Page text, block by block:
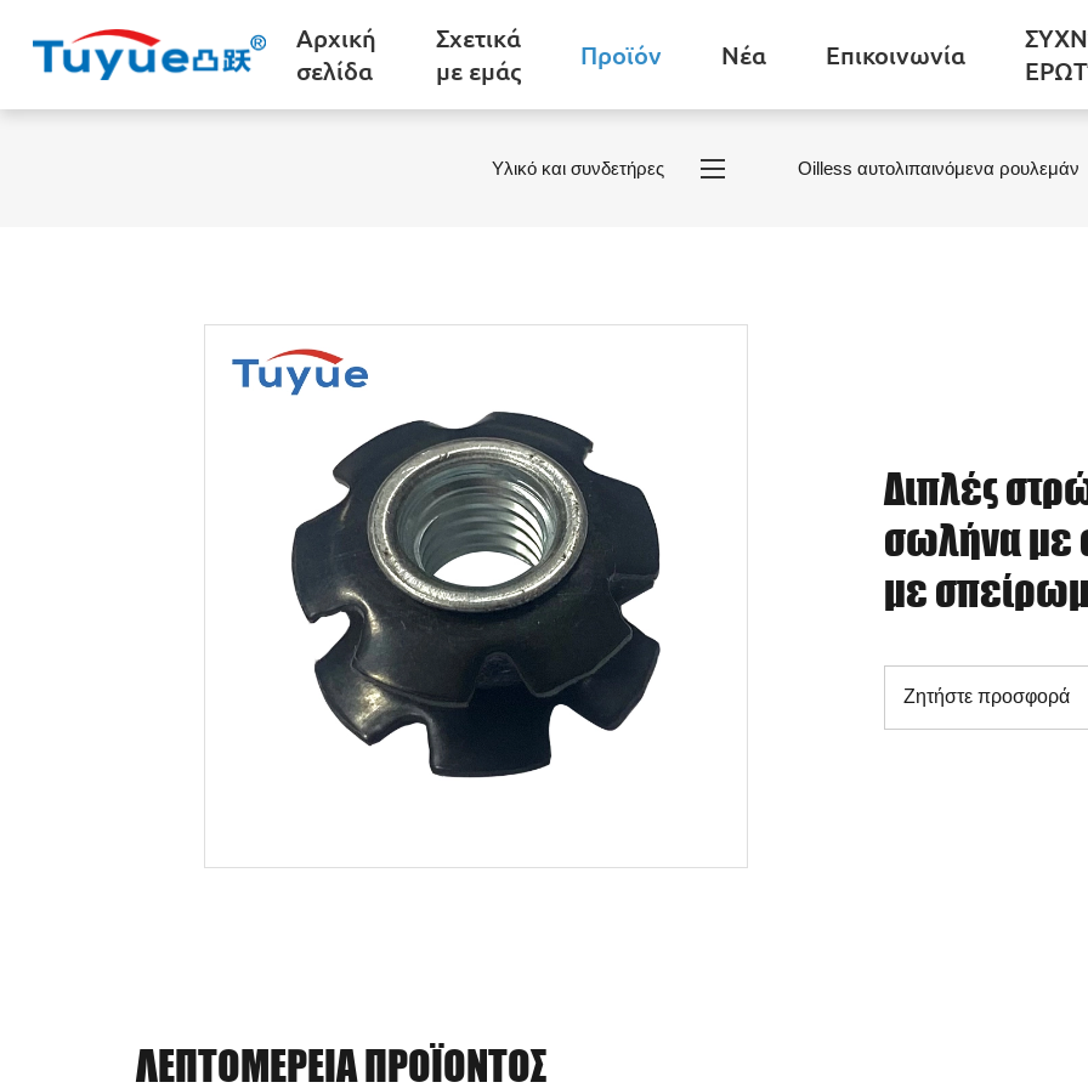
Αρχική
σελίδα
Σχετικά
με εμάς
Προϊόν Νέα Επικοινωνία
Υλικό και συνδετήρες Oilless αυτολιπαινόμενα ρουλεμάν
Διπλές
σωλήνα με
με
Ζητήστε προσφορά
ΛΕΠΤΟΜΈΡΕΙΑ ΠΡΟΪΌΝΤΟΣ